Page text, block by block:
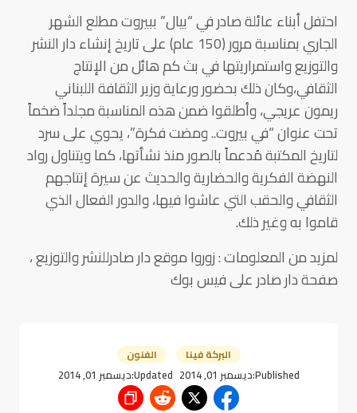
احتفل أبناء عائلة صادر في “بيال” ببيروت مطلع الشهر
الجاري بمناسبة مرور (150 عام) على تاريخ إنشاء دار النشر
والتوزيع واستمراريتها في بث كم هائل من الإنتاج
الثقافي،وكان ذلك بحضور ورعاية وزير الثقافة اللبناني
ريمون عريجي، وأطلقوا ضمن هذه المناسبة مجلداً ضخماً
تحت عنوان “في بيروت.. ومضت فكرة”، يحوي على سرد
لتاريخ المكتبة مُدعماً بالصور منذ نشأتها، كما ويتناول رواد
النهضة الفكرية والحضارية والحديث عن سيرة إنتاجهم
الثقافي والحقب التي عاشوا فيها، والدور الفعال الذي
قاموا به وغير ذلك.
لمزيد من المعلومات : زوروا موقع دار صادرللنشر والتوزيع ،
صفحة دار صادر على فيس بوك
البركة فينا الفنون
Published:ديسمبر 01, 2014 Updated:ديسمبر 01, 2014